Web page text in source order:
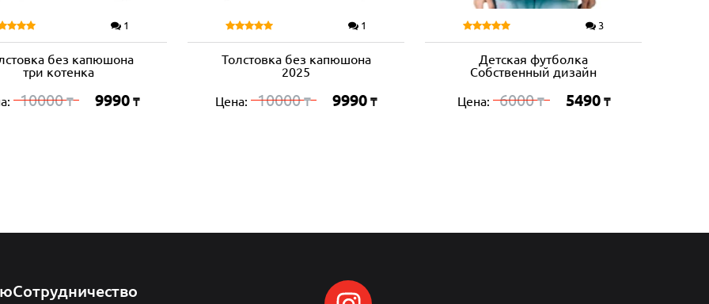
1
без капюшона
три котенка
10000₸ 9990 ₸
1
Толстовка без капюшона
2025
Цена: 10000₸ 9990 ₸
3
Детская футболка
Собственный дизайн
Цена: 6000₸ 5490 ₸
Сотрудничество